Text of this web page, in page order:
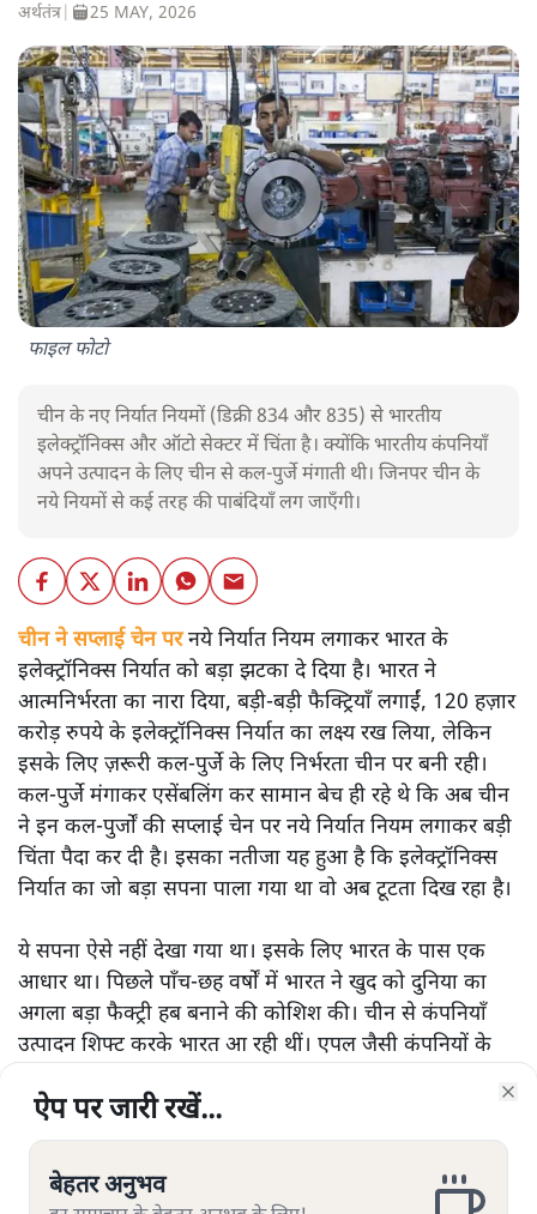
अर्थतंत्र 25 MAY, 2026
फाइल फोटो
चीन के नए निर्यात नियमों (डिक्री 834 और 835) से भारतीय
इलेक्ट्रॉनिक्स और ऑटो सेक्टर में चिंता है। क्योंकि भारतीय कंपनियाँ
अपने उत्पादन के लिए चीन से कल-पुर्जे मंगाती थी। जिनपर चीन के
नये नियमों से कई तरह की पाबंदियाँ लग जाएँगी।
चीन ने सप्लाई चेन परनये निर्यात नियम लगाकर भारत के
इलेक्ट्रॉनिक्स निर्यात को बड़ा झटका दे दिया है। भारत ने
आत्मनिर्भरता का नारा दिया, बड़ी-बड़ी फैक्ट्रियाँ लगाईं, 120 हज़ार
करोड़ रुपये के इलेक्ट्रॉनिक्स निर्यात का लक्ष्य रख लिया, लेकिन
इसके लिए ज़रूरी कल-पुर्जे के लिए निर्भरता चीन पर बनी रही।
कल-पुर्जे मंगाकर एसेंबलिंग कर सामान बेच ही रहे थे कि अब चीन
ने इन कल-पुर्जों की सप्लाई चेन पर नये निर्यात नियम लगाकर बड़ी
चिंता पैदा कर दी है। इसका नतीजा यह हुआ है कि इलेक्ट्रॉनिक्स
निर्यात का जो बड़ा सपना पाला गया था वो अब टूटता दिख रहा है।
ये सपना ऐसे नहीं देखा गया था। इसके लिए भारत के पास एक
आधार था। पिछले पाँच-छह वर्षों में भारत ने खुद को दुनिया का
अगला बड़ा फैक्ट्री हब बनाने की कोशिश की। चीन से कंपनियाँ
उत्पादन शिफ्ट करके भारत आ रही थीं। एपल जैसी कंपनियों के
हुई और नए इंडस्ट्रियल पार्क बनाने का वादा किया गया। इस प्रयास
से अच्छे नतीजे भी आए। भारत का इलेक्ट्रॉनिक्स निर्यात 2015 में
सिर्फ 8.6 अरब डॉलर था जो बढ़कर 2025 में रिकॉर्ड 47 अरब
डॉलर हो गया। इलेक्ट्रॉनिक्स और आईटी मंत्रालय का लक्ष्य है कि
ऐप पर जारी रखें...
बेहतर अनुभव
ऐप पर जारी रखें...
बेहतर अनुभव
ऐप पर जारी रखें...
बेहतर अनुभव
ऐप पर जारी रखें...
बेहतर अनुभव